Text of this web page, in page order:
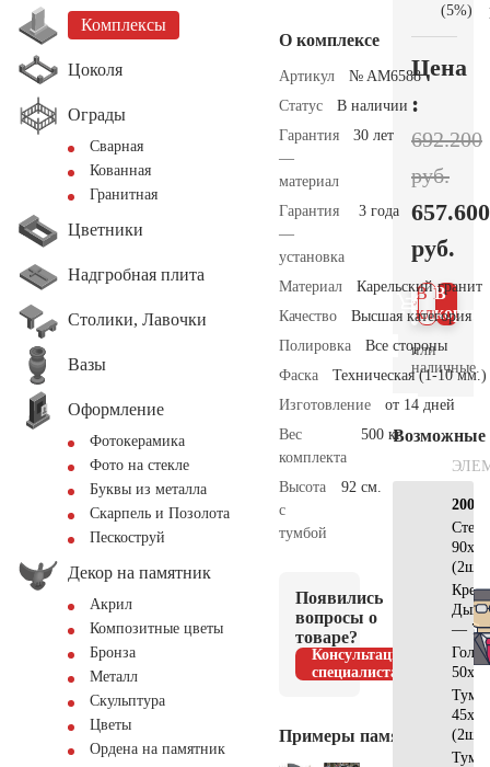
Комплексы
Цоколя
Ограды
Сварная
Кованная
Гранитная
Цветники
Надгробная плита
Столики, Лавочки
Вазы
Оформление
Фотокерамика
Фото на стекле
Буквы из металла
Скарпель и Позолота
Пескоструй
Декор на памятник
Акрил
Композитные цветы
Бронза
Металл
Скульптура
Цветы
Ордена на памятник
О комплексе
Артикул
№ AM6588
Статус
В наличии
Гарантия
—
материал
30 лет
Гарантия
—
установка
3 года
Материал
Карельский гранит
Качество
Высшая категория
Полировка
Все стороны
Фаска
Техническая (1-10 мм.)
Изготовление
от 14 дней
Вес
комплекта
500 кг.
Высота
с
тумбой
92 см.
Появились
вопросы о
товаре?
Консультация
специалиста
Примеры памятников
(5%)
Цена
:
692.200
руб.
657.600
руб.
В
В 1
клик
или
наличные.
Возможные
(2шт)
Крест
—
(2шт)